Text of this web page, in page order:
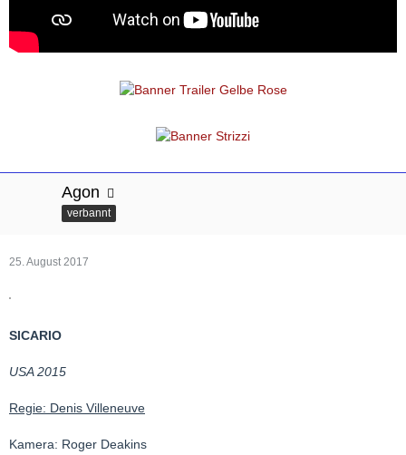
Agon
verbannt
25. August 2017
SICARIO
USA 2015
Regie: Denis Villeneuve
Kamera: Roger Deakins